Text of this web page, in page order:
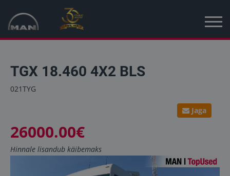
Kampaania
Kasutatud sõidukid
Uudised
TGX 18.460 4X2 BLS
021TYG
Jaga
26000.00€
Hinnale lisandub käibemaks